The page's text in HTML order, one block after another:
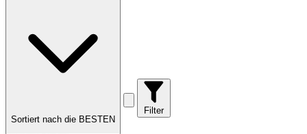
Sortiert nach die BESTEN
Filter